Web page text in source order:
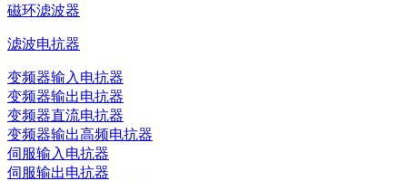
磁环滤波器
滤波电抗器
变频器输入电抗器
变频器输出电抗器
变频器直流电抗器
变频器输出高频电抗器
伺服输入电抗器
伺服输出电抗器